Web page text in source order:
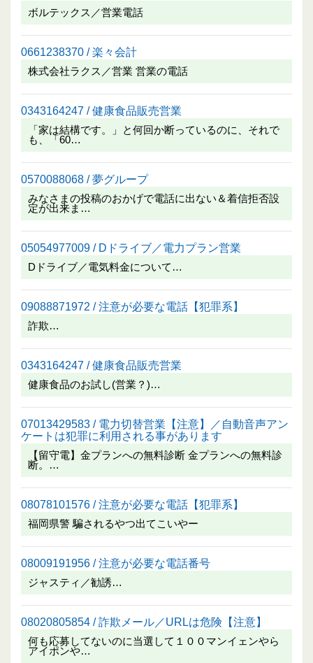
ボルテックス／営業電話
0661238370 / 楽々会計
株式会社ラクス／営業 営業の電話
0343164247 / 健康食品販売営業
「家は結構です。」と何回か断っているのに、それで
も、「60…
0570088068 / 夢グループ
みなさまの投稿のおかげで電話に出ない＆着信拒否設
定が出来ま…
05054977009 / Dドライブ／電力プラン営業
Dドライブ／電気料金について…
09088871972 / 注意が必要な電話【犯罪系】
詐欺…
0343164247 / 健康食品販売営業
健康食品のお試し(営業？)…
07013429583 / 電力切替営業【注意】／自動音声アン
ケートは犯罪に利用される事があります
【留守電】金プランへの無料診断 金プランへの無料診
断。…
08078101576 / 注意が必要な電話【犯罪系】
福岡県警 騙されるやつ出てこいやー
08009191956 / 注意が必要な電話番号
ジャスティ／勧誘…
08020805854 / 詐欺メール／URLは危険【注意】
何も応募してないのに当選して１００マンイェンやら
アイポンや…